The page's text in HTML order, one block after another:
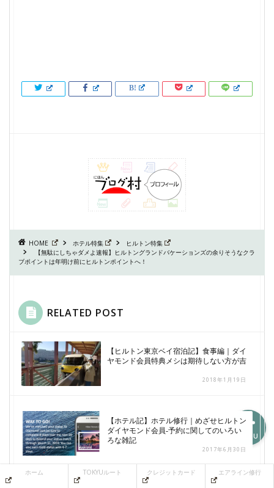
HOME ホテル特集
ヒルトン特集
【無駄にしちゃダメよ速報】ヒルトングランドバケーションズの余りそうなクラ
ブポイントは年明け前にヒルトンポイントへ！
RELATED POST
【ヒルトン東京ベイ宿泊記】食事編｜ダイ
ヤモンド会員特典メシは期待しない方が吉
2018年1月19日
【ホテル記】ホテル修行｜めざせヒルトン
ダイヤモンド会員-予約に関してのいろい
ろな雑記
2017年6月30日
ホーム TOKYUルート クレジットカード エアライン修行
MENU
エアライン修行